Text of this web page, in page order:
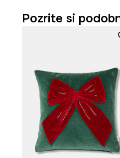
Pozrite si